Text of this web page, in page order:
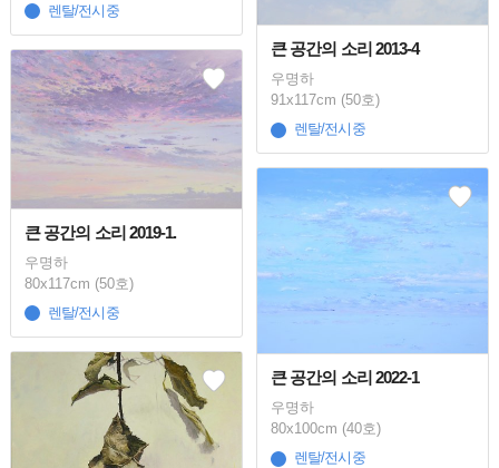
렌탈/전시중
큰 공간의 소리 2013-4
우명하
91x117cm (50호)
렌탈/전시중
큰 공간의 소리 2019-1.
우명하
80x117cm (50호)
렌탈/전시중
큰 공간의 소리 2022-1
우명하
80x100cm (40호)
렌탈/전시중